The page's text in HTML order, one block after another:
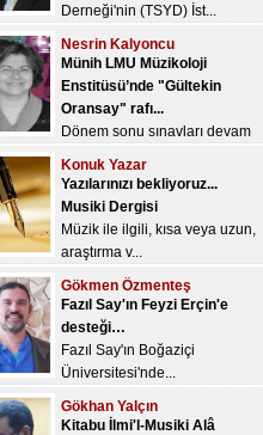
Derneği'nin (TSYD) İst...
Nesrin Kalyoncu
Münih LMU Müzikoloji
Enstitüsü’nde "Gültekin
Oransay" rafı...
Dönem sonu sınavları devam
Konuk Yazar
Yazılarınızı bekliyoruz...
Musiki Dergisi
Müzik ile ilgili, kısa veya uzun,
araştırma v...
Gökmen Özmenteş
Fazıl Say'ın Feyzi Erçin'e
desteği…
Fazıl Say'ın Boğaziçi
Üniversitesi'nde...
Gökhan Yalçın
Kitabu İlmi'l-Musiki Alâ